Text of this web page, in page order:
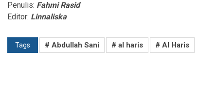
Penulis: Fahmi Rasid
Editor: Linnaliska
Tags # Abdullah Sani # al haris # Al Haris